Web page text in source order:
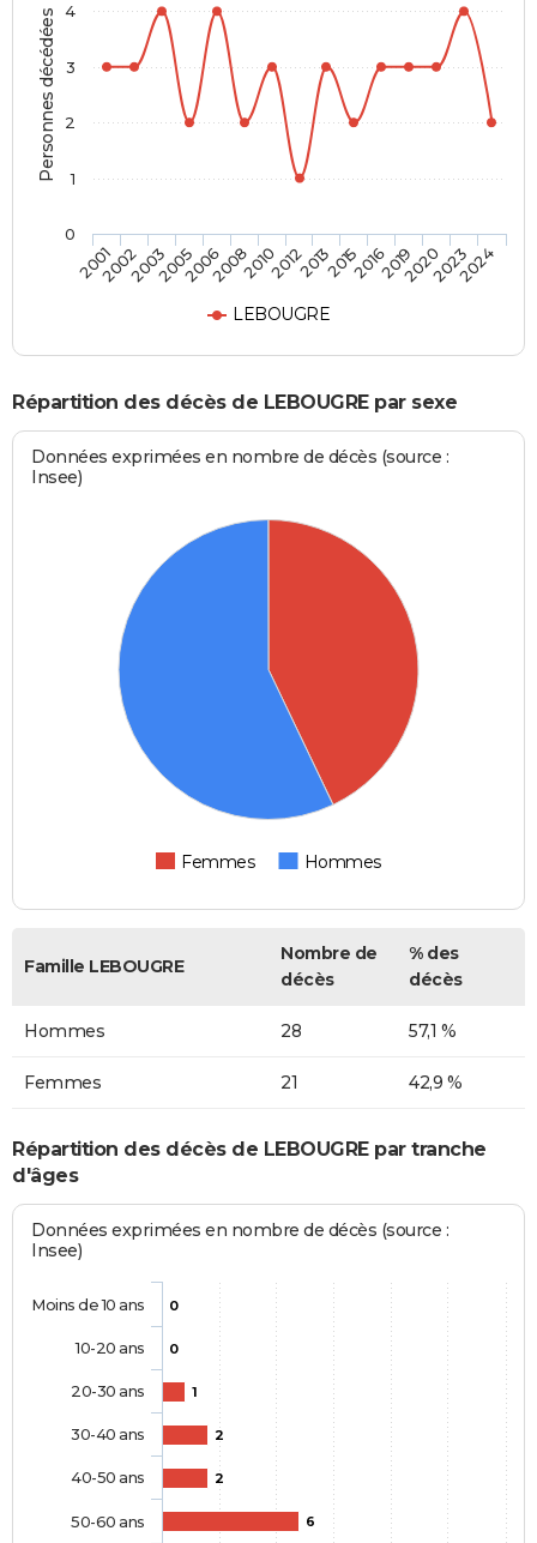
Personnes décédées
LEBOUGRE
200120022003200520062008201020122013201520162019202020232024
0
1
2
3
4
Répartition des décès de LEBOUGRE par sexe
Données exprimées en nombre de décès (source :
Insee)
Femmes Hommes
Famille LEBOUGRE
Nombre de
décès
% des
décès
Hommes 28 57,1 %
Femmes 21 42,9 %
Répartition des décès de LEBOUGRE par tranche
d'âges
Données exprimées en nombre de décès (source :
Insee)
0
0
1
2
2
6
Moins de 10 ans
10-20 ans
20-30 ans
30-40 ans
40-50 ans
50-60 ans